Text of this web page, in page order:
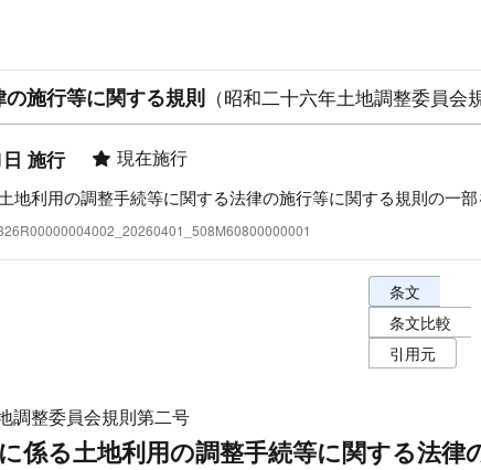
施行等に関する規則 （昭和二十六年土地調整委員会
施行 現在施行
地利用の調整手続等に関する法律の施行等に関する規則の一
条文表示オプ
条文
条文比較
引用元
調整委員会規則第二号
係る土地利用の調整手続等に関する法律